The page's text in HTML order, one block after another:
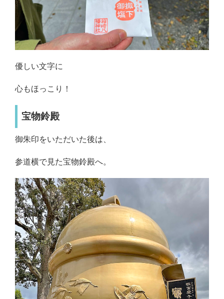
優しい文字に
心もほっこり！
宝物鈴殿
御朱印をいただいた後は、
参道横で見た宝物鈴殿へ。